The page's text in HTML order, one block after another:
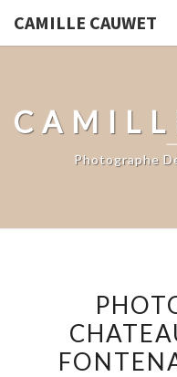
CAMILLE CAUWET
Photographe